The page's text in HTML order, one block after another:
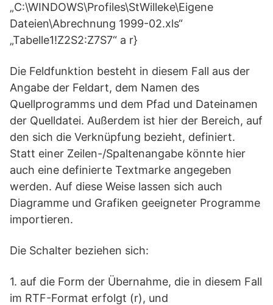
„C:\WINDOWS\Profiles\StWilleke\Eigene
Dateien\Abrechnung 1999-02.xls“
„Tabelle1!Z2S2:Z7S7“ a r}
Die Feldfunktion besteht in diesem Fall aus der
Angabe der Feldart, dem Namen des
Quellprogramms und dem Pfad und Dateinamen
der Quelldatei. Außerdem ist hier der Bereich, auf
den sich die Verknüpfung bezieht, definiert.
Statt einer Zeilen-/Spaltenangabe könnte hier
auch eine definierte Textmarke angegeben
werden. Auf diese Weise lassen sich auch
Diagramme und Grafiken geeigneter Programme
importieren.
Die Schalter beziehen sich:
1. auf die Form der Übernahme, die in diesem Fall
im RTF-Format erfolgt (r), und